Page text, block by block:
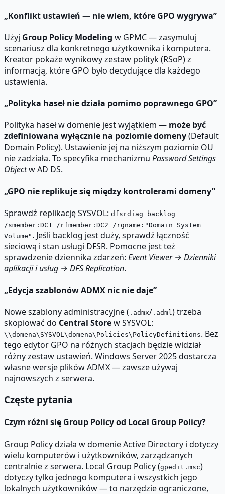
„Konflikt ustawień — nie wiem, które GPO wygrywa”
Użyj Group Policy Modeling w GPMC — zasymuluj
scenariusz dla konkretnego użytkownika i komputera.
Kreator pokaże wynikowy zestaw polityk (RSoP) z
informacją, które GPO było decydujące dla każdego
ustawienia.
„Polityka haseł nie działa pomimo poprawnego GPO”
Polityka haseł w domenie jest wyjątkiem — może być
zdefiniowana wyłącznie na poziomie domeny(Default
Domain Policy). Ustawienie jej na niższym poziomie OU
nie zadziała. To specyfika mechanizmu Password Settings
Objectw AD DS.
„GPO nie replikuje się między kontrolerami domeny”
Sprawdź replikację SYSVOL: dfsrdiag backlog
/smember:DC1 /rfmember:DC2 /rgname:"Domain System
Volume" . Jeśli backlog jest duży, sprawdź łączność
sieciową i stan usługi DFSR. Pomocne jest też
sprawdzenie dziennika zdarzeń: Event Viewer → Dzienniki
aplikacji i usług → DFS Replication.
„Edycja szablonów ADMX nic nie daje”
Nowe szablony administracyjne ( .admx/ .adml) trzeba
skopiować do Central Storew SYSVOL:
\\domena\SYSVOL\domena\Policies\PolicyDefinitions. Bez
tego edytor GPO na różnych stacjach będzie widział
różny zestaw ustawień. Windows Server 2025 dostarcza
własne wersje plików ADMX — zawsze używaj
najnowszych z serwera.
Częste pytania
Czym różni się Group Policy od Local Group Policy?
Group Policy działa w domenie Active Directory i dotyczy
wielu komputerów i użytkowników, zarządzanych
centralnie z serwera. Local Group Policy (gpedit.msc)
dotyczy tylko jednego komputera i wszystkich jego
lokalnych użytkowników — to narzędzie ograniczone,